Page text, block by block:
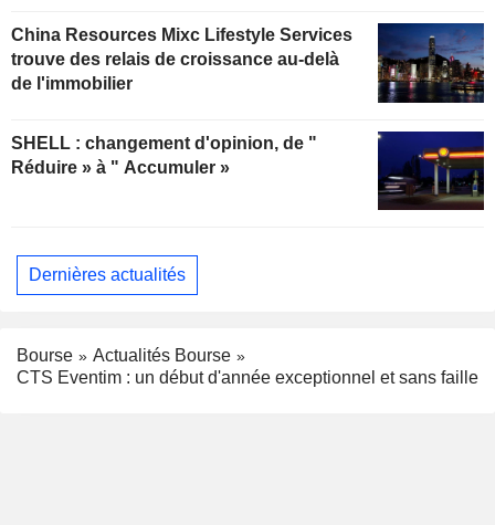
China Resources Mixc Lifestyle Services
trouve des relais de croissance au-delà
de l'immobilier
SHELL : changement d'opinion, de "
Réduire » à " Accumuler »
Dernières actualités
Bourse
Actualités Bourse
CTS Eventim : un début d'année exceptionnel et sans faille